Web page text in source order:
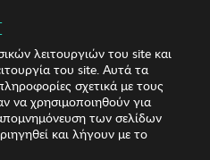
λειτουργιών του site και
του site. Αυτά τα
σχετικά με τους
να χρησιμοποιηθούν για
των σελίδων
και λήγουν με το